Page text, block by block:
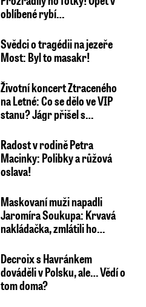
oblíbené rybí…
Svědci o tragédii na jezeře
Most: Byl to masakr!
Životní koncert Ztraceného
na Letné: Co se dělo ve VIP
stanu? Jágr přišel s…
Radost v rodině Petra
Macinky: Polibky a růžová
oslava!
Maskovaní muži napadli
Jaromíra Soukupa: Krvavá
nakládačka, zmlátili ho…
Decroix s Havránkem
dováděli v Polsku, ale… Vědí o
tom doma?